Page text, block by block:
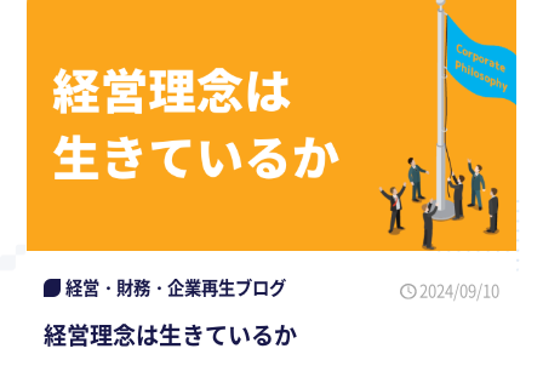
経営・財務・企業再生ブログ 2024/09/10
経営理念は生きているか